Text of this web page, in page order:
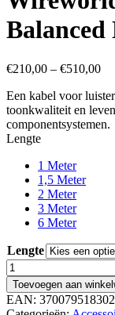
€210,00 – €510,00
Een kabel voor
toonkwaliteit en
componentsystemen.
Lengte
1 Meter
1,5 Meter
2 Meter
3 Meter
6 Meter
Lengte
Wireworld
Micro-
Eclipse™
10
Toevoegen aan
EAN: